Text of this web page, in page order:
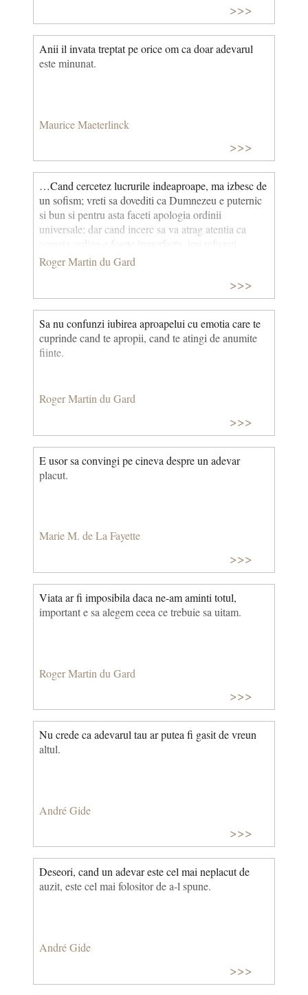
>>>
Anii il invata treptat pe orice om ca doar adevarul
este minunat.
Maurice Maeterlinck
>>>
…Cand cercetez lucrurile indeaproape, ma izbesc de
un sofism; vreti sa dovediti ca Dumnezeu e puternic
si bun si pentru asta faceti apologia ordinii
universale; dar cand incerc sa va atrag atentia ca
dreptul de a discuta problema universului, tocmai
fiindca este opera lui Dumnezeu…Asa se face ca nu
mi s-a ingaduit sa impac cele doua afirmatii: pe de o
parte, ca Dumnezeu este culmea perfectiunii, si pe de
alta parte, ca lumea noastra imperfecta este opera lui.
Roger Martin du Gard
>>>
Sa nu confunzi iubirea aproapelui cu emotia care te
cuprinde cand te apropii, cand te atingi de anumite
fiinte.
Roger Martin du Gard
>>>
E usor sa convingi pe cineva despre un adevar
placut.
Marie M. de La Fayette
>>>
Viata ar fi imposibila daca ne-am aminti totul,
important e sa alegem ceea ce trebuie sa uitam.
Roger Martin du Gard
>>>
Nu crede ca adevarul tau ar putea fi gasit de vreun
altul.
André Gide
>>>
Deseori, cand un adevar este cel mai neplacut de
auzit, este cel mai folositor de a-l spune.
André Gide
>>>